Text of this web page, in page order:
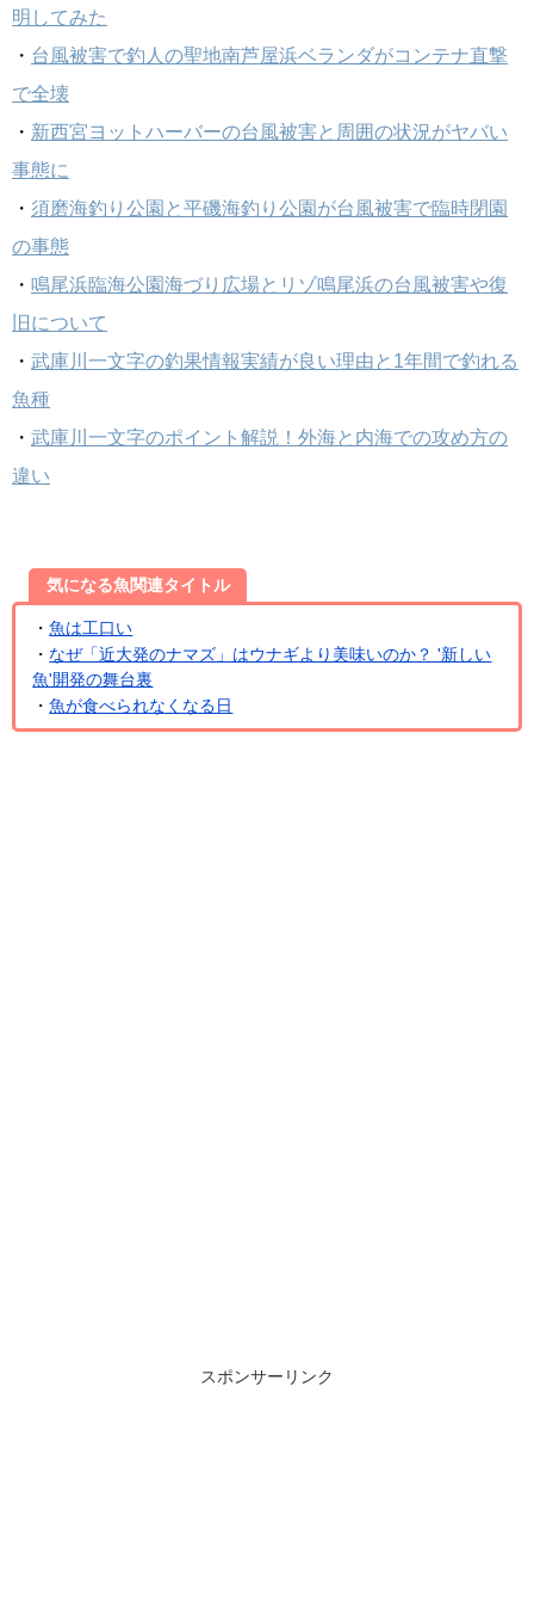
明してみた
・ 台風被害で釣人の聖地南芦屋浜ベランダがコンテナ直撃
で全壊
・ 新西宮ヨットハーバーの台風被害と周囲の状況がヤバい
事態に
・ 須磨海釣り公園と平磯海釣り公園が台風被害で臨時閉園
の事態
・ 鳴尾浜臨海公園海づり広場とリゾ鳴尾浜の台風被害や復
旧について
・ 武庫川一文字の釣果情報実績が良い理由と1年間で釣れる
魚種
・ 武庫川一文字のポイント解説！外海と内海での攻め方の
違い
気になる魚関連タイトル
・魚は工口い
・ なぜ「近大発のナマズ」はウナギより美味いのか？ '新しい
魚'開発の舞台裏
・魚が食べられなくなる日
スポンサーリンク